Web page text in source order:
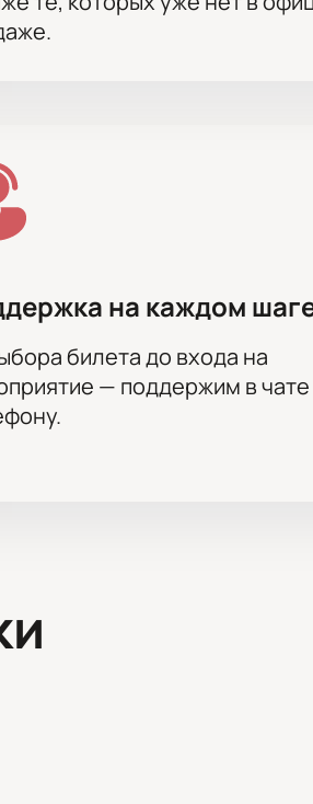
на каждом
билета до входа на
— поддержим в чате